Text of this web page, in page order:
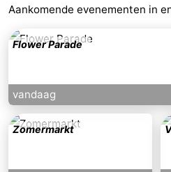
Aankomende evenementen in
Flower Parade
vandaag
Zomermarkt